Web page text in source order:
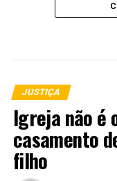
JUSTIÇA
Igreja não é
casamento
filho